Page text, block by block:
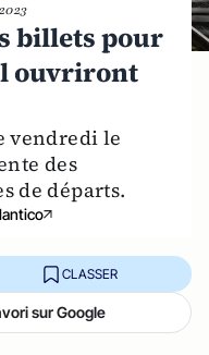
billets pour
ouvriront
vendredi le
des
de départs.
CLASSER
sur Google